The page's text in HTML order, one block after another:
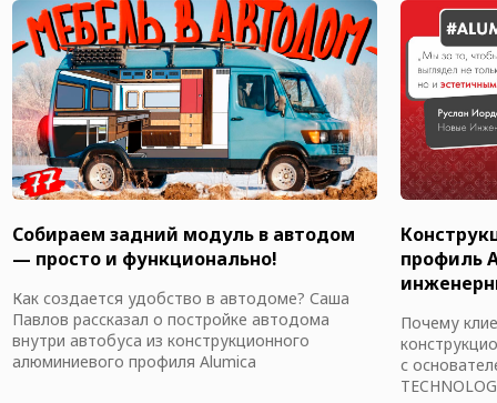
Собираем задний модуль в автодом
— просто и функционально!
Как создается удобство в автодоме? Саша
Павлов рассказал о постройке автодома
внутри автобуса из конструкционного
алюминиевого профиля Alumica
профиль
Почему
с